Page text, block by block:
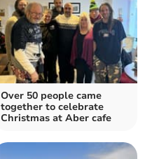
Over 50 people came
together to celebrate
Christmas at Aber cafe